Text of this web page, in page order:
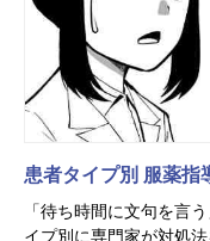
患者タイプ別 服薬指
「待ち時間に文句を言
イプ別に専門家が対処法